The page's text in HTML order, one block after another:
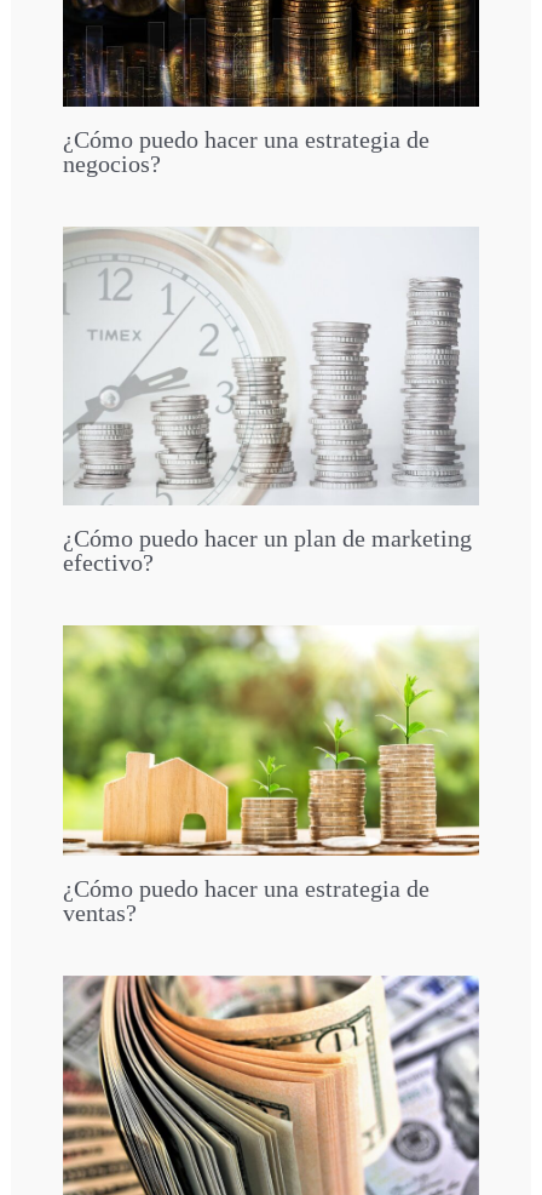
¿Cómo puedo hacer una estrategia de
negocios?
¿Cómo puedo hacer un plan de marketing
efectivo?
¿Cómo puedo hacer una estrategia de
ventas?